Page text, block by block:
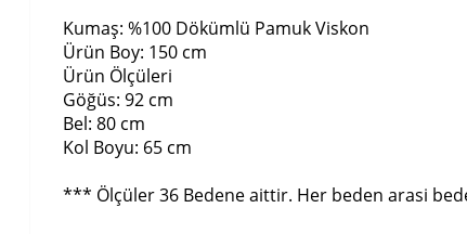
Kumaş: %100 Dökümlü Pamuk Viskon
Ürün Boy: 150 cm
Ürün Ölçüleri
Göğüs: 92 cm
Bel: 80 cm
Kol Boyu: 65 cm
*** Ölçüler 36 Bedene aittir. Her beden arasi